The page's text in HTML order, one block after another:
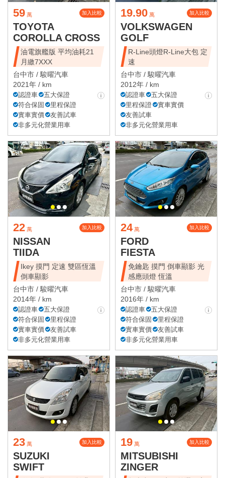
59 萬 加入比較
TOYOTA
COROLLA CROSS
油電旗艦版 平均油耗21
月繳7XXX
台中市 / 駿曜汽車
2021年 / km
認證車
五大保證
符合保固
里程保證
實車實價
友善試車
非多元化營業用車
19.90 萬 加入比較
VOLKSWAGEN
GOLF
R-Line頭燈R-Line大包 定
速
台中市 / 駿曜汽車
2012年 / km
認證車
五大保證
里程保證
實車實價
友善試車
非多元化營業用車
22 萬 加入比較
NISSAN
TIIDA
Ikey 摸門 定速 雙區恆溫
倒車顯影
台中市 / 駿曜汽車
2014年 / km
認證車
五大保證
符合保固
里程保證
實車實價
友善試車
非多元化營業用車
24 萬 加入比較
FORD
FIESTA
免鑰匙 摸門 倒車顯影 光
感應頭燈 恆溫
台中市 / 駿曜汽車
2016年 / km
認證車
五大保證
符合保固
里程保證
實車實價
友善試車
非多元化營業用車
23 萬 加入比較
SUZUKI
SWIFT
19 萬 加入比較
MITSUBISHI
ZINGER